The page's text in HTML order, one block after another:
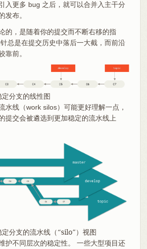
入更多 bug 之后，就可以合并入主干分
发布。
的，是随着你的提交而不断右移的指
总是在提交历史中落后一大截，而前沿
靠前。
分支的线性图
水线（work silos）可能更好理解一点，
提交会被遴选到更加稳定的流水线上
分支的流水线（“silo”）视图
护不同层次的稳定性。 一些大型项目还